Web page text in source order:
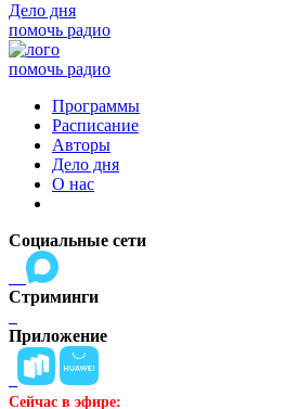
Дело дня
помочь радио
помочь радио
Программы
Расписание
Авторы
Дело дня
О нас
Социальные сети
Стриминги
Приложение
Сейчас в эфире: